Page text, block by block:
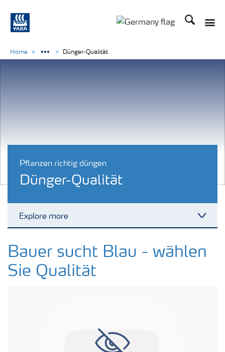
Suchen
Pflanzen richtig düngen
Dünger-Qualität
Explore more
Düngemittel
Home Dünger-Qualität
Bauer sucht Blau - wählen
Sie Qualität